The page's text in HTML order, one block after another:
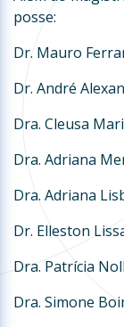
posse:
Dr. Mauro
Dr. André
Dra. Cleusa
Dra. Adriana
Dra. Adriana
Dr. Elleston
Dra. Patrícia
Dra. Simone